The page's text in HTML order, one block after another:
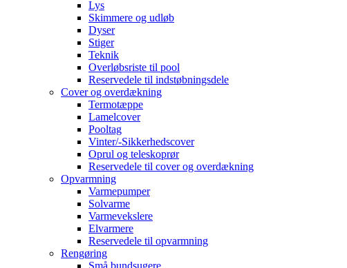
Lys
Skimmere og udløb
Dyser
Stiger
Teknik
Overløbsriste til pool
Reservedele til indstøbningsdele
Cover og overdækning
Termotæppe
Lamelcover
Pooltag
Vinter/-Sikkerhedscover
Oprul og teleskoprør
Reservedele til cover og overdækning
Opvarmning
Varmepumper
Solvarme
Varmevekslere
Elvarmere
Reservedele til opvarmning
Rengøring
Små bundsugere